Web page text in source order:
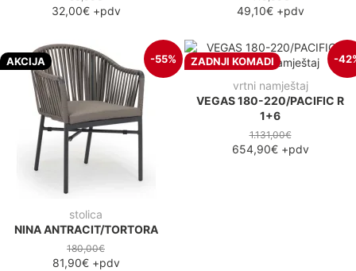
32,00€+pdv 49,10€+pdv
AKCIJA -55%
stolica
NINA ANTRACIT/TORTORA
180,00€
81,90€+pdv
ZADNJI KOMADI -
vrtni namještaj
VEGAS 180-220/PACIFIC R
1+6
1.131,00€
654,90€+pdv